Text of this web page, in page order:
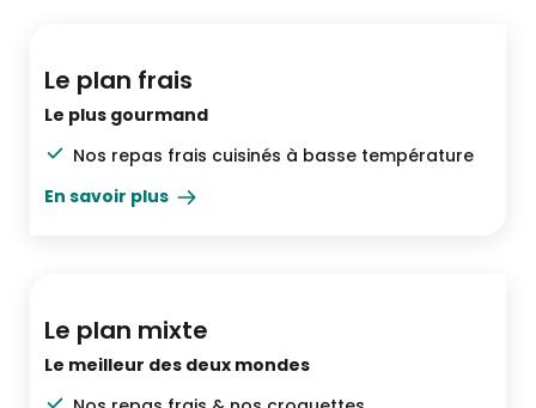
Le top du top
Le plan frais
Le plus gourmand
Nos repas frais cuisinés à basse température
En savoir plus
Pratique & varié
Le plan mixte
Le meilleur des deux mondes